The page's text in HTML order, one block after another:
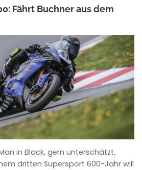
Fährt Buchner aus dem
in Black, gern unterschätzt,
dritten Supersport 600-Jahr will